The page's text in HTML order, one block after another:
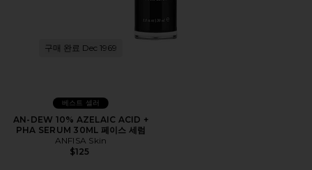
구매 완료 Dec 1969
베스트 셀러
AN-DEW 10% AZELAIC ACID +
PHA SERUM 30ML 페이스 세럼
ANFISA Skin
$125